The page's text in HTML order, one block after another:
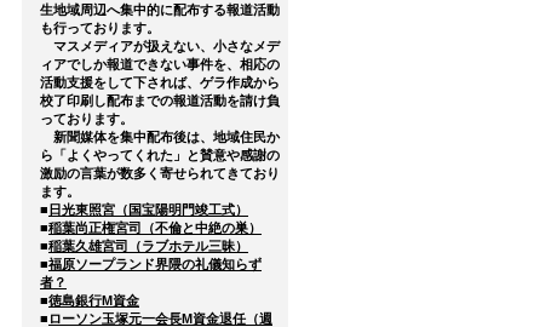
生地域周辺へ集中的に配布する報道活動
も行っております。
マスメディアが扱えない、小さなメデ
ィアでしか報道できない事件を、相応の
活動支援をして下されば、ゲラ作成から
校了印刷し配布までの報道活動を請け負
っております。
新聞媒体を集中配布後は、地域住民か
ら「よくやってくれた」と賛意や感謝の
激励の言葉が数多く寄せられてきており
ます。
■ 日光東照宮（国宝陽明門竣工式）
■稲葉尚正権宮司（不倫と中絶の巣）
■稲葉久雄宮司（ラブホテル三昧）
■福原ソープランド界隈の礼儀知らず
者？
■徳島銀行М資金
■ ローソン玉塚元一会長М資金退任（週